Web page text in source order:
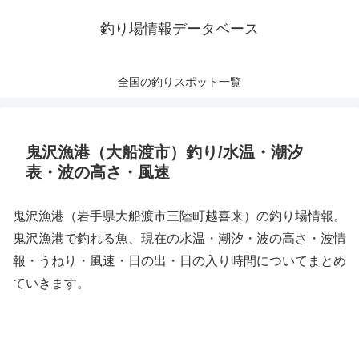
釣り場情報データベース
全国の釣りスポット一覧
鬼沢漁港（大船渡市）釣り/水温・潮汐
表・波の高さ・風速
鬼沢漁港（岩手県大船渡市三陸町越喜来）の釣り場情報。
鬼沢漁港で釣れる魚、現在の水温・潮汐・波の高さ・波情
報・うねり・風速・日の出・日の入り時間についてまとめ
ていきます。